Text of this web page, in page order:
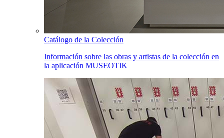
Catálogo de la Colección
Información sobre las obras y artistas de la colección en
la aplicación MUSEOTIK